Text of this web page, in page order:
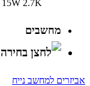
מחשבים
אביזרים למחשב נייח